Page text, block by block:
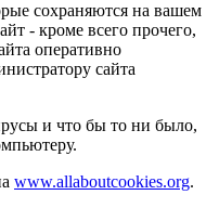
сохраняются на вашем
- кроме всего прочего,
оперативно
сайта
и что бы то ни было,
www.allaboutcookies.org.